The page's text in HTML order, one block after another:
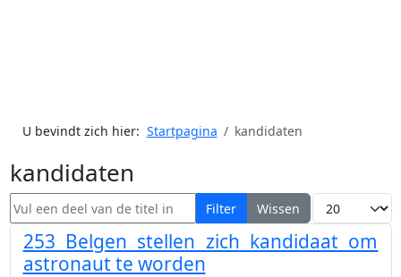
U bevindt zich hier: Startpagina kandidaten
kandidaten
Vul een deel van de titel in Filter Wissen Toon #
253 Belgen stellen zich kandidaat om
astronaut te worden